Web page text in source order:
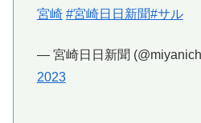
宮崎 #宮崎日日新聞#サル
— 宮崎日日新聞
2023